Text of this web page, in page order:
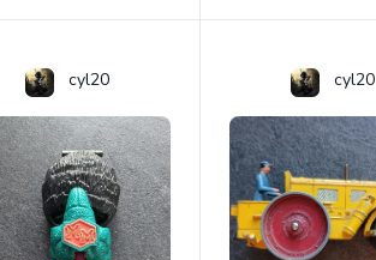
cyl20 cyl20